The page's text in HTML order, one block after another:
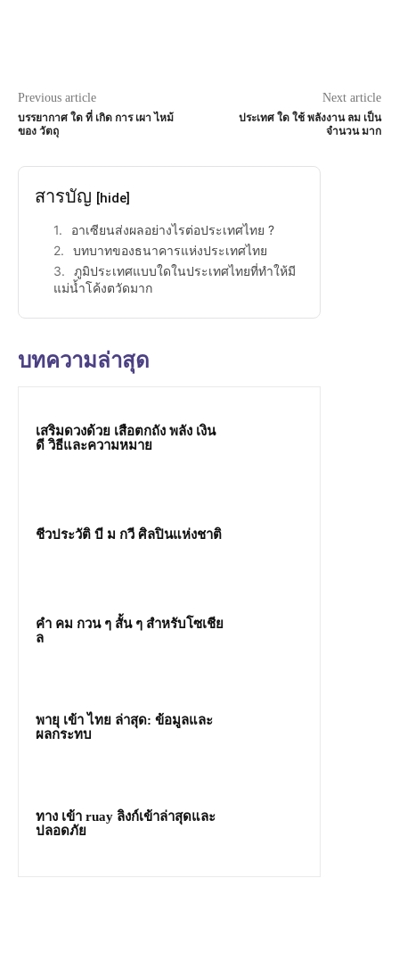
Previous article
บรรยากาศ ใด ที่ เกิด การ เผา ไหม้
ของ วัตถุ
Next article
ประเทศ ใด ใช้ พลังงาน ลม เป็น
จำนวน มาก
สารบัญ [hide]
อาเซียนส่งผลอย่างไรต่อประเทศไทย ?
บทบาทของธนาคารแห่งประเทศไทย
ภูมิประเทศแบบใดในประเทศไทยที่ทำให้มี
แม่น้ำโค้งตวัดมาก
บทความล่าสุด
เสริมดวงด้วย เสือตกถัง พลัง เงิน
ดี วิธีและความหมาย
ชีวประวัติ บี ม กวี ศิลปินแห่งชาติ
คํา คม กวน ๆ สั้น ๆ สำหรับโซเชีย
ล
พายุ เข้า ไทย ล่าสุด: ข้อมูลและ
ผลกระทบ
ทาง เข้า ruay ลิงก์เข้าล่าสุดและ
ปลอดภัย